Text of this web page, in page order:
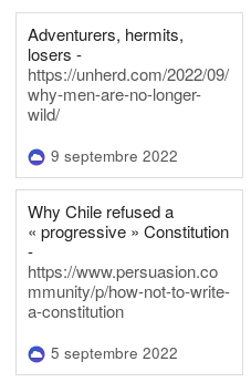
Adventurers, hermits,
losers -
https://unherd.com/2022/09/
why-men-are-no-longer-
wild/
9 septembre 2022
Why Chile refused a
« progressive » Constitution
-
https://www.persuasion.co
mmunity/p/how-not-to-write-
a-constitution
5 septembre 2022